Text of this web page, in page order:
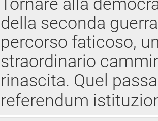
della seconda
percorso faticoso,
straordinario
rinascita. Quel
referendum